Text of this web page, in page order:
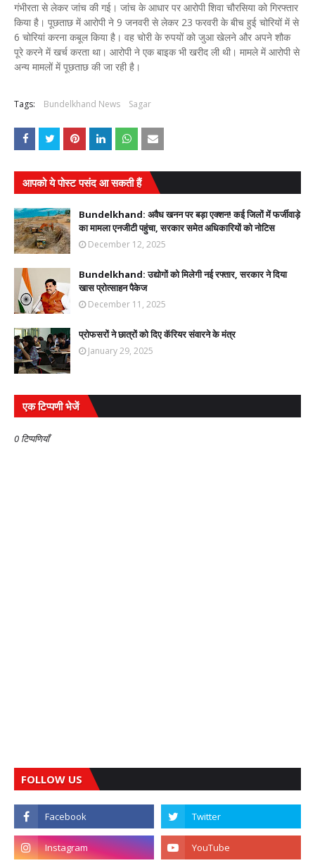
गंभीरता से लेकर जांच की गई। जांच के आधार पर आरोपी शिवा चौरसिया को गिरफ्तार
किया है। पूछताछ में आरोपी ने 9 जनवरी से लेकर 23 फरवरी के बीच हुई चोरियों में से
6 चोरियां करना कबूल किया है। वह चोरी के रुपयों को जुआ खेलने और अपने शौक
पूरे करने में खर्च करता था। आरोपी ने एक बाइक भी खरीद ली थी। मामले में आरोपी से
अन्य मामलों में पूछताछ की जा रही है।
Tags: Bundelkhand News Sagar
आपको ये पोस्ट पसंद आ सकती हैं
Bundelkhand: अवैध खनन पर बड़ा एक्शन! कई जिलों में फर्जीवाड़े
का मामला एनजीटी पहुंचा, सरकार समेत अधिकारियों को नोटिस
December 12, 2025
Bundelkhand: उद्योगों को मिलेगी नई रफ्तार, सरकार ने दिया
खास प्रोत्साहन पैकेज
December 11, 2025
प्रोफसरों ने छात्रों को दिए कॅरियर संवारने के मंत्र
January 29, 2025
एक टिप्पणी भेजें
0 टिप्पणियाँ
FOLLOW US